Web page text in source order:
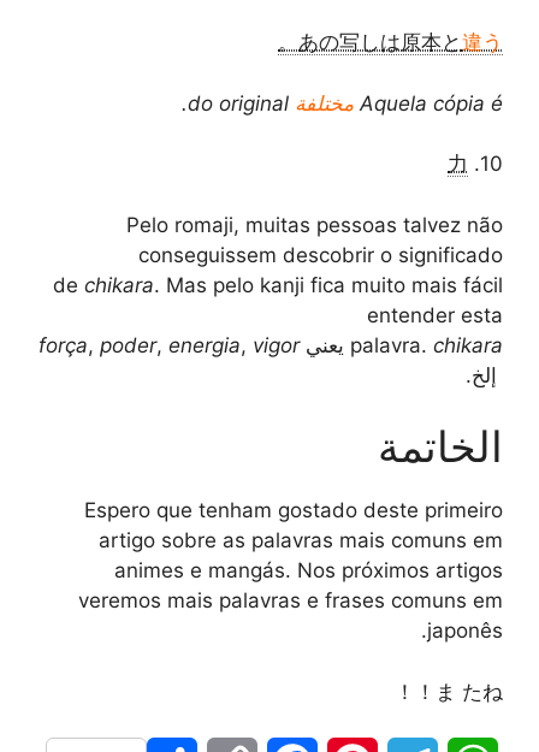
あの写しは原本と違う
。
Aquela cópia é مختلفة
10.
力
Pelo romaji, muitas pessoas talvez não
conseguissem descobrir o significado
de chikara. Mas pelo kanji fica muito mais fácil
entender esta
palavra. chikara يعني força, poder, energia, vigor
إلخ.
الخاتمة
Espero que tenham gostado deste primeiro
artigo sobre as palavras mais comuns em
animes e mangás. Nos próximos artigos
veremos mais palavras e frases comuns em
japonês.
ま たね！！